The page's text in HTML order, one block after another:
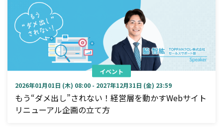
イベント
2026年01月01日 (木) 08:00 - 2027年12月31日 (金) 23:59
もう“ダメ出し”されない！経営層を動かすWebサイト
リニューアル企画の立て方